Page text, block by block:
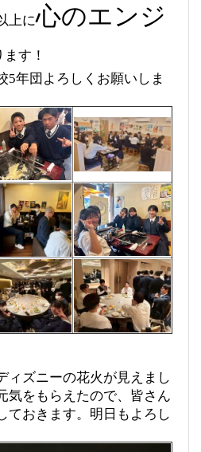
上に心のエンジ
す！
年団よろしくお願いしま
ズニーの花火が見えまし
気をもらえたので、皆さん
ておきます。明日もよろし